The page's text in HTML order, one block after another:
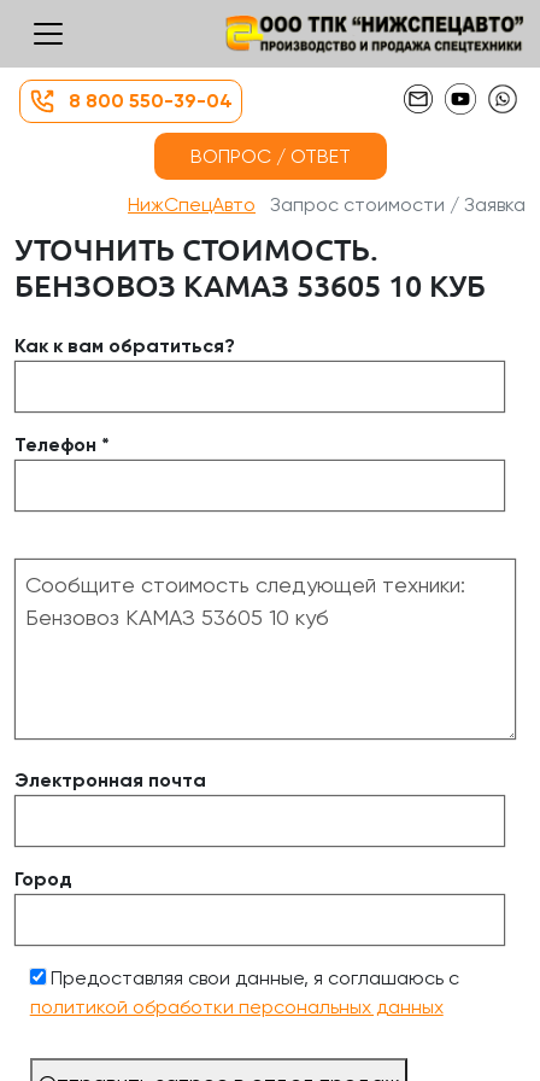
8 800 550-39-04
ВОПРОС / ОТВЕТ
НижСпецАвто Запрос стоимости / Заявка
УТОЧНИТЬ СТОИМОСТЬ.
БЕНЗОВОЗ КАМАЗ 53605 10 КУБ
Как к вам обратиться?
Телефон *
Электронная почта
Город
Предоставляя свои данные, я соглашаюсь с
политикой обработки персональных данных